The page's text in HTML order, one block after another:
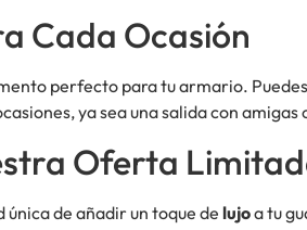
Cada Ocasión
perfecto para tu armario.
ya sea una salida con amigas
Oferta
de añadir un toque de lujoa tu